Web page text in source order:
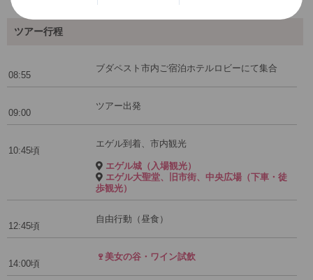
ツアー行程
08:55
ブダペスト市内ご宿泊ホテルロビーにて集合
09:00
ツアー出発
10:45頃
エゲル到着、市内観光
エゲル城（入場観光）
エゲル大聖堂、旧市街、中央広場（下車・徒
歩観光）
12:45頃
自由行動（昼食）
14:00頃
🍷美女の谷・ワイン試飲